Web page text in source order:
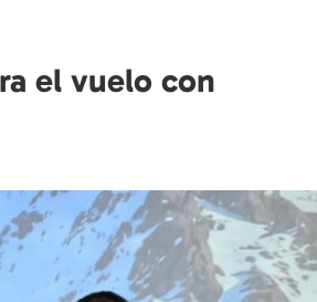
el vuelo con